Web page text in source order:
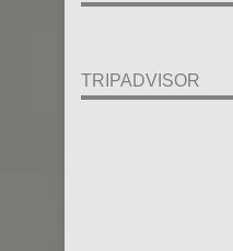
TRIPADVISOR